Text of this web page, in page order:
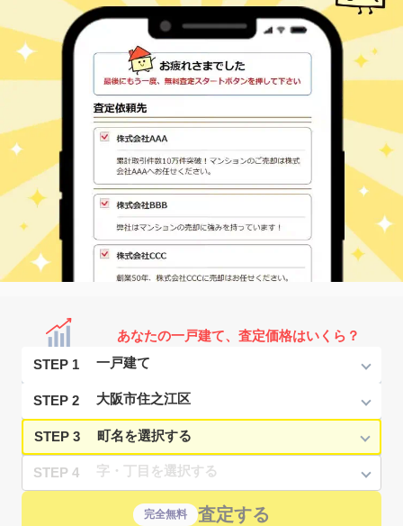
あなたの一戸建て、査定価格はいくら？
STEP 1
STEP 2
STEP 3
STEP 4
完全無料 査定する